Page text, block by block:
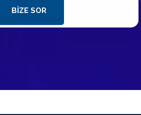
BIZE SOR